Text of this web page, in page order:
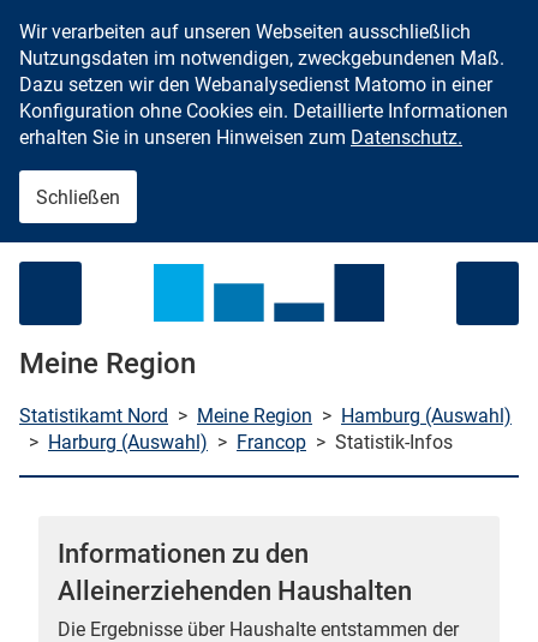
Zum Inhalt springen
Wir verarbeiten auf unseren Webseiten ausschließlich
Nutzungsdaten im notwendigen, zweckgebundenen Maß.
Dazu setzen wir den Webanalysedienst Matomo in einer
Konfiguration ohne Cookies ein. Detaillierte Informationen
erhalten Sie in unseren Hinweisen zum Datenschutz.
Schließen
Meine Region
Statistikamt Nord > Meine Region > Hamburg (Auswahl)
> Harburg (Auswahl) > Francop > Statistik-Infos
Informationen zu den
Alleinerziehenden Haushalten
Die Ergebnisse über Haushalte entstammen der